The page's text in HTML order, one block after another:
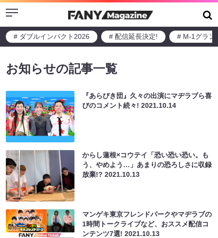
Menu
# ダブルインパクト2026 # 配信延長決定! # M-1グラン
お知らせの記事一覧
『あらびき団』久々の出演にマヂラブら喜
びのコメント続々!2021.10.14
からし蓮根×コウテイ「恐い恐い恐い。も
う、やめよう…」あまりの恐ろしさに収録
放棄!?2021.10.13
マンゲキ東京フレンドパークやマヂラブの
1時間トークライブなど、おススメ配信コ
ンテンツ7選!2021.10.13